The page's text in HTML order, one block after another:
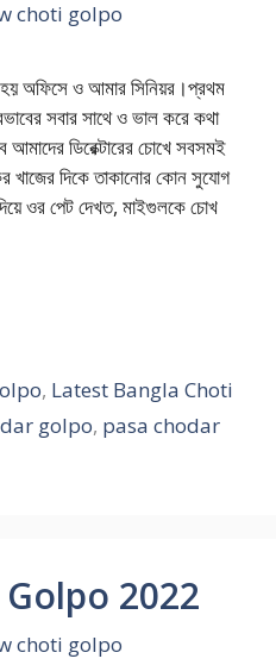
choti golpo
হয় অফিসে ও আমার সিনিয়র।প্রথম
সবার সাথে ও ভাল করে কথা
ডিরেক্টারের চোখে সবসমই
খাজের দিকে তাকানোর কোন সুযোগ
ওর পেট দেখত, মাইগুলকে চোখ
, Latest Bangla Choti
golpo, pasa chodar
2022
choti golpo